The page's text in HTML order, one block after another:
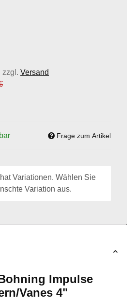
zzgl. Versand
Frage zum Artikel
Variationen. Wählen Sie
Variation aus.
Impulse
Vanes 4"